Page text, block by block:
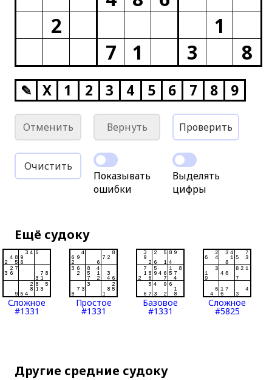
2
1
7
1 3 8
✎ X 1 2 3 4 5 6 7 8 9
Отменить Вернуть Проверить
Очистить
Показывать
ошибки
Выделять
цифры
Ещё судоку
Сложное
#1331
Простое
#1331
Базовое
#1331
Сложное
#5825
Другие средние судоку